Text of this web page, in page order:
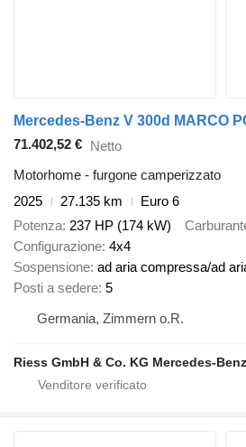
Mercedes-Benz V 300d MARCO
71.402,52 € Netto
Motorhome - furgone camperizzato
2025
27.135 km
Euro 6
Potenza 237 HP (174 kW)
Configurazione 4x4
Sospensione ad aria compressa/ad
Posti a sedere 5
Germania, Zimmern o.R.